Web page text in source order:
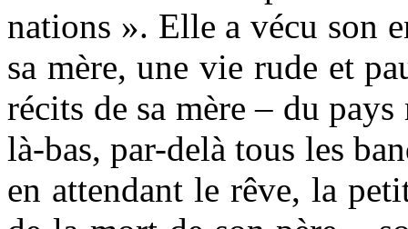
nations ». Elle a vécu son
sa mère, une vie rude et
récits de sa mère – du
là-bas, par-delà tous les
en attendant le rêve, la